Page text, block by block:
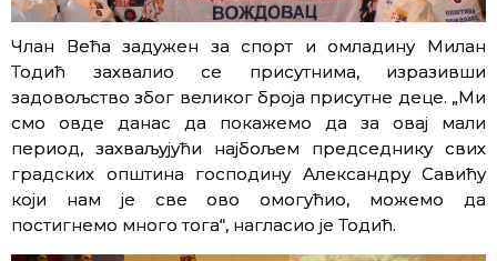
Члан Већа задужен за спорт и омладину Милан
Тодић захвалио се присутнима, изразивши
задовољство због великог броја присутне деце. „Ми
смо овде данас да покажемо да за овај мали
период, захваљујући најбољем председнику свих
градских општина господину Александру Савићу
који нам је све ово омогућио, можемо да
постигнемо много тога“, нагласио је Тодић.